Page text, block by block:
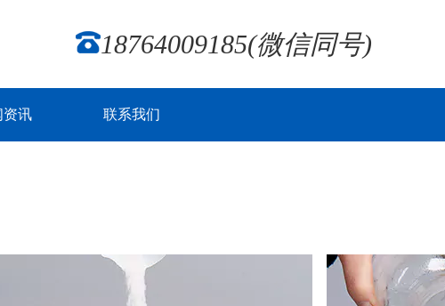
18764009185(微信同号)
资讯 联系我们